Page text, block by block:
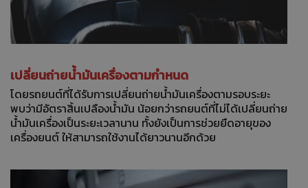
เปลี่ยนถ่ายน้ำมันเครื่องตามกำหนด
โดยรถยนต์ที่ได้รับการเปลี่ยนถ่ายน้ำมันเครื่องตามรอบระยะ
พบว่ามีอัตราสิ้นเปลืองน้ำมัน น้อยกว่ารถยนต์ที่ไม่ได้เปลี่ยนถ่าย
น้ำมันเครื่องเป็นระยะเวลานาน ทั้งยังเป็นการช่วยยืดอายุของ
เครื่องยนต์ ให้สามารถใช้งานได้ยาวนานอีกด้วย